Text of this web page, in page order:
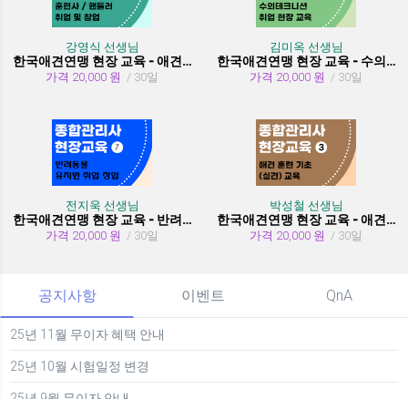
강영식 선생님
한국애견연맹 현장 교육 - 애견훈련사/핸들러 취업 및 창업
가격 20,000 원 / 30일
김미옥 선생님
한국애견연맹 현장 교육 - 수의테크니션(동물보건사) (취업 현장 교육)
가격 20,000 원 / 30일
전지욱 선생님
한국애견연맹 현장 교육 - 반려동물 유치원 취창업
가격 20,000 원 / 30일
박성철 선생님
한국애견연맹 현장 교육 - 애견 훈련 기초 (실견)
가격 20,000 원 / 30일
공지사항 이벤트 QnA
25년 11월 무이자 혜택 안내
25년 10월 시험일정 변경